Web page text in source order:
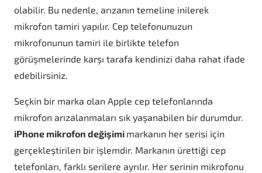
olabilir. Bu nedenle, arızanın temeline inilerek
mikrofon tamiri yapılır. Cep telefonunuzun
mikrofonunun tamiri ile birlikte telefon
görüşmelerinde karşı tarafa kendinizi daha rahat ifade
edebilirsiniz.
Seçkin bir marka olan Apple cep telefonlarında
mikrofon arızalanmaları sık yaşanabilen bir durumdur.
iPhone mikrofon değişimi markanın her serisi için
gerçekleştirilen bir işlemdir. Markanın ürettiği cep
telefonları, farklı serilere ayrılır. Her serinin mikrofonu